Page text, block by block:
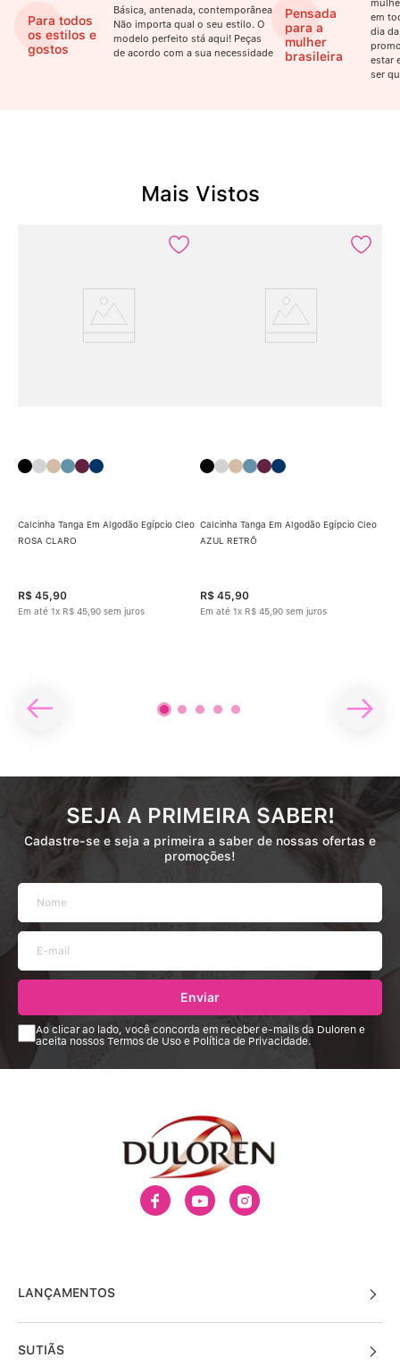
Para todos
os estilos e
gostos
Básica, antenada, contemporânea.
Não importa qual o seu estilo. O
modelo perfeito stá aqui! Peças
de acordo com a sua necessidade
Pensada
para a
mulher
brasileira
em
dia
estar
ser
Mais Vistos
Calcinha Tanga Em Algodão Egípcio Cleo
ROSA CLARO
R$ 45,90
Em até 1x R$ 45 90 sem juros
Calcinha Tanga Em Algodão Egípcio Cleo
AZUL RETRÔ
R$ 45,90
Em até 1x R$ 45 90 sem juros
SEJA A PRIMEIRA SABER!
Cadastre-se e seja a primeira a saber de nossas ofertas e
promoções!
Enviar
Ao clicar ao lado, você concorda em receber e-mails da Duloren e
aceita nossos Termos de Uso e Política de Privacidade.
LANÇAMENTOS
SUTIÃS